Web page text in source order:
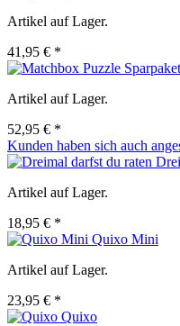
Artikel auf Lager.
41,95 € *
Artikel auf Lager.
52,95 € *
Kunden haben sich auch
Artikel auf Lager.
18,95 € *
Quixo Mini
Artikel auf Lager.
23,95 € *
Quixo